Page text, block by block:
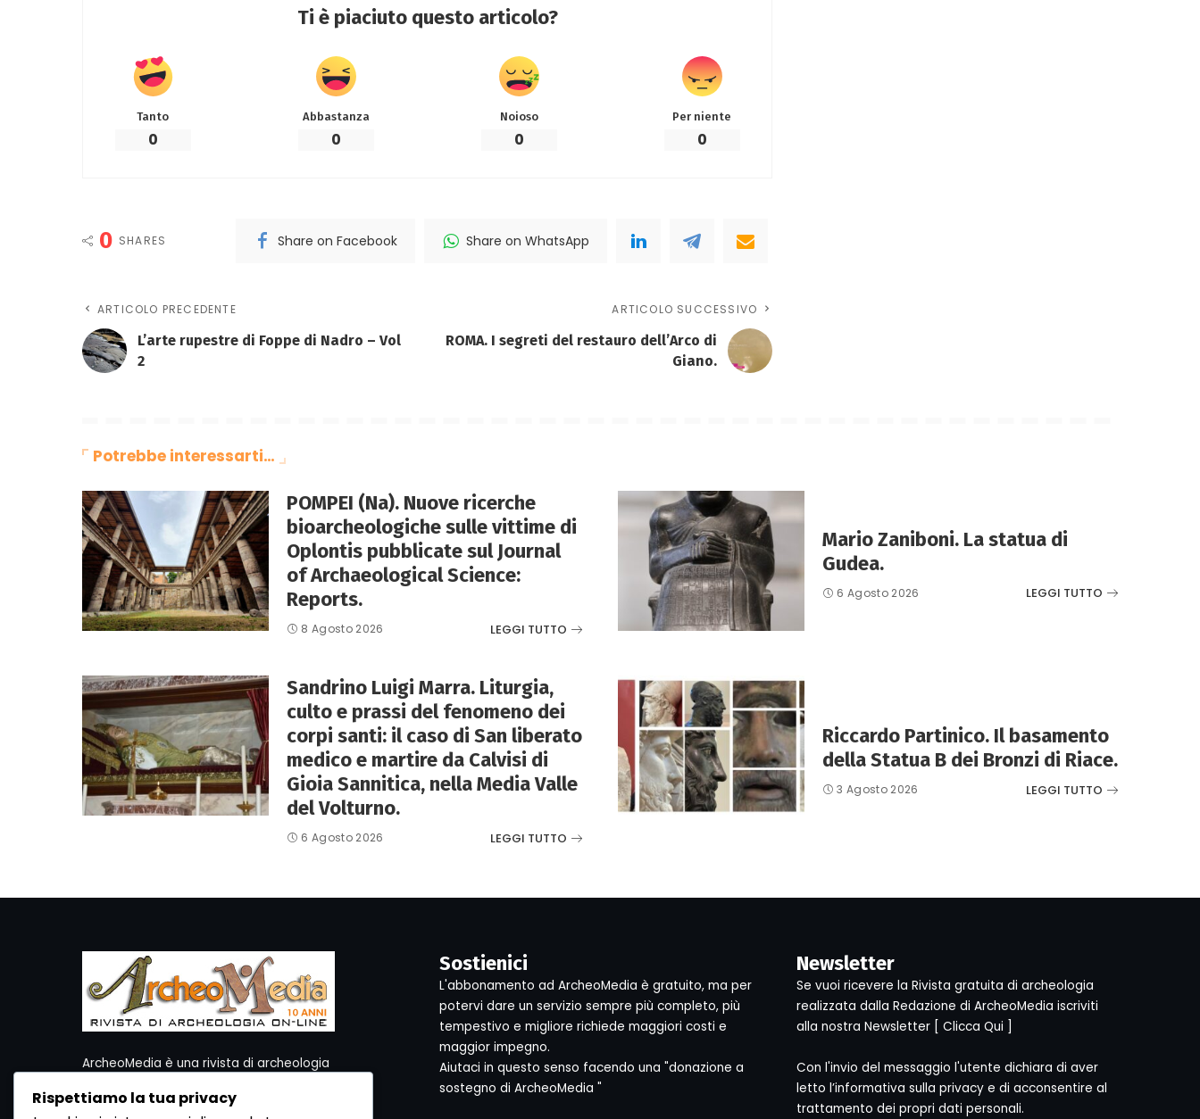
Ti è piaciuto questo articolo?
Tanto
0
Abbastanza
0
Noioso
0
Per niente
0
0 SHARES Share on Facebook Share on WhatsApp
ARTICOLO PRECEDENTE
L’arte rupestre di Foppe di Nadro – Vol
2
ARTICOLO SUCCESSIVO
ROMA. I segreti del restauro dell’Arco di
Giano.
Potrebbe interessarti…
POMPEI (Na). Nuove ricerche
bioarcheologiche sulle vittime di
Oplontis pubblicate sul Journal
of Archaeological Science:
Reports.
8 Agosto 2026 LEGGI TUTTO
Mario Zaniboni. La statua di
Gudea.
6 Agosto 2026 LEGGI TUTTO
Sandrino Luigi Marra. Liturgia,
culto e prassi del fenomeno dei
corpi santi: il caso di San liberato
medico e martire da Calvisi di
Gioia Sannitica, nella Media Valle
del Volturno.
6 Agosto 2026 LEGGI TUTTO
Riccardo Partinico. Il basamento
della Statua B dei Bronzi di Riace.
3 Agosto 2026 LEGGI TUTTO
ArcheoMedia è una rivista di archeologia
Per contattare la Redazione potete utilizzare i
Sostienici
L'abbonamento ad ArcheoMedia è gratuito, ma per
potervi dare un servizio sempre più completo, più
tempestivo e migliore richiede maggiori costi e
maggior impegno.
Aiutaci in questo senso facendo una "donazione a
sostegno di ArcheoMedia "
Newsletter
Se vuoi ricevere la Rivista gratuita di archeologia
realizzata dalla Redazione di ArcheoMedia iscriviti
alla nostra Newsletter [ Clicca Qui
Con l'invio del messaggio l'utente dichiara di aver
letto l’informativa sulla privacy e di acconsentire al
trattamento dei propri dati personali.
Rispettiamo la tua privacy